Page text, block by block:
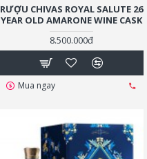
RƯỢU CHIVAS ROYAL SALUTE 26
YEAR OLD AMARONE WINE CASK
8.500.000đ
Mua ngay